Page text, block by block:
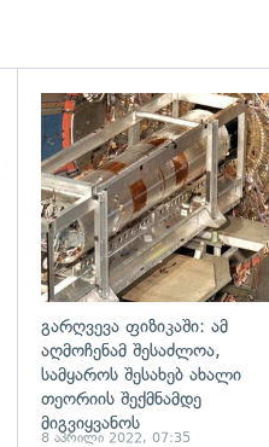
გადახედვა
გარღვევა ფიზიკაში: ამ
აღმოჩენამ შესაძლოა,
სამყაროს შესახებ ახალი
თეორიის შექმნამდე
მიგვიყვანოს
8 აპრილი 2022, 07:35